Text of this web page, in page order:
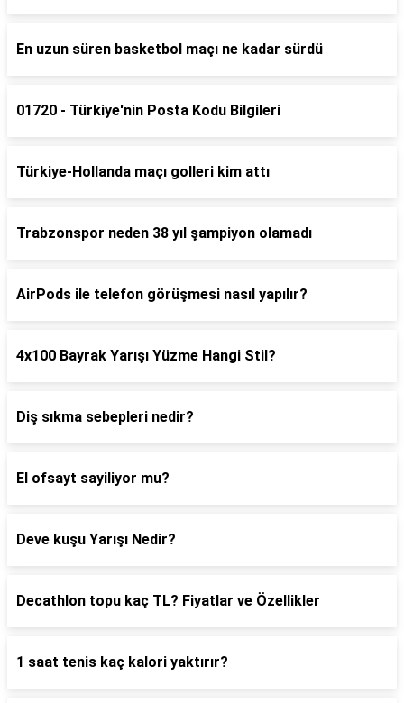
En uzun süren basketbol maçı ne kadar sürdü
01720 - Türkiye'nin Posta Kodu Bilgileri
Türkiye-Hollanda maçı golleri kim attı
Trabzonspor neden 38 yıl şampiyon olamadı
AirPods ile telefon görüşmesi nasıl yapılır?
4x100 Bayrak Yarışı Yüzme Hangi Stil?
Diş sıkma sebepleri nedir?
El ofsayt sayiliyor mu?
Deve kuşu Yarışı Nedir?
Decathlon topu kaç TL? Fiyatlar ve Özellikler
1 saat tenis kaç kalori yaktırır?